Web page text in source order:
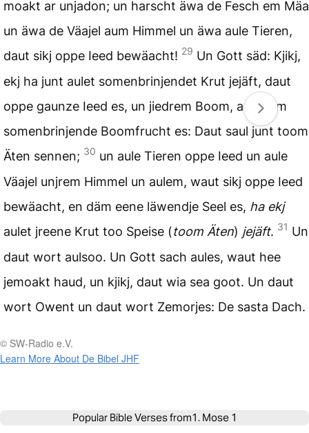
moakt ar unjadon; un harscht äwa de Fesch em Mäa
un äwa de Väajel aum Himmel un äwa aule Tieren,
daut sikj oppe Ieed bewäacht! 29 Un Gott säd: Kjikj,
ekj ha junt aulet somenbrinjendet Krut jejäft, daut
oppe gaunze Ieed es, un jiedrem Boom, aun däm
somenbrinjende Boomfrucht es: Daut saul junt toom
Äten sennen; 30 un aule Tieren oppe Ieed un aule
Väajel unjrem Himmel un aulem, waut sikj oppe Ieed
bewäacht, en däm eene läwendje Seel es, ha ekj
aulet jreene Krut too Speise (toom Äten) jejäft. 31 Un
daut wort aulsoo. Un Gott sach aules, waut hee
jemoakt haud, un kjikj, daut wia sea goot. Un daut
wort Owent un daut wort Zemorjes: De sasta Dach.
© SW-Radio e.V.
Learn More About De Bibel JHF
Popular Bible Verses from1. Mose 1